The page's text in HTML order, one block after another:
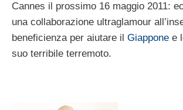
Cannes il prossimo 16 maggio 2011:
una collaborazione ultraglamour
beneficienza per aiutare il Giappone e
suo terribile terremoto.